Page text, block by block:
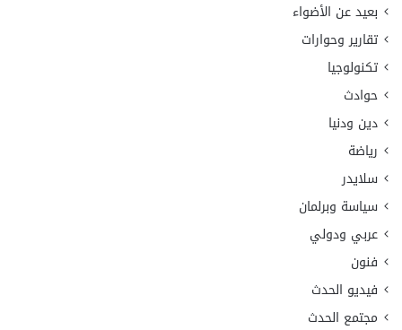
بعيد عن الأضواء
تقارير وحوارات
تكنولوجيا
حوادث
دين ودنيا
رياضة
سلايدر
سياسة وبرلمان
عربي ودولي
فنون
فيديو الحدث
مجتمع الحدث